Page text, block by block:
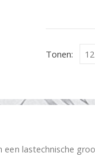
Tonen:
een lastechnische